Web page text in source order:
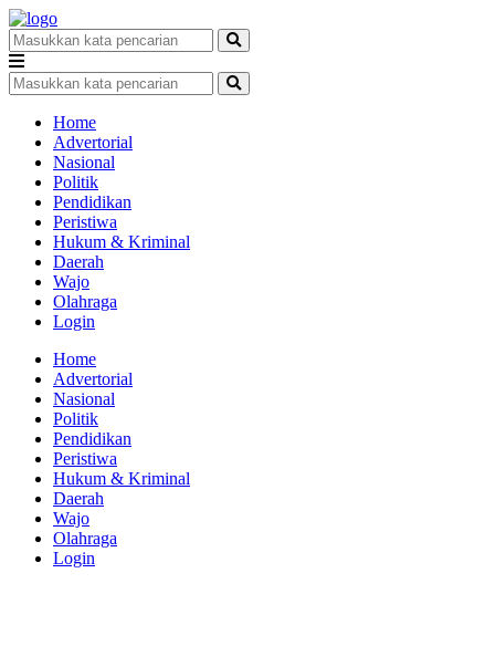
Home
Advertorial
Nasional
Politik
Pendidikan
Peristiwa
Hukum & Kriminal
Daerah
Wajo
Olahraga
Login
Home
Advertorial
Nasional
Politik
Pendidikan
Peristiwa
Hukum & Kriminal
Daerah
Wajo
Olahraga
Login